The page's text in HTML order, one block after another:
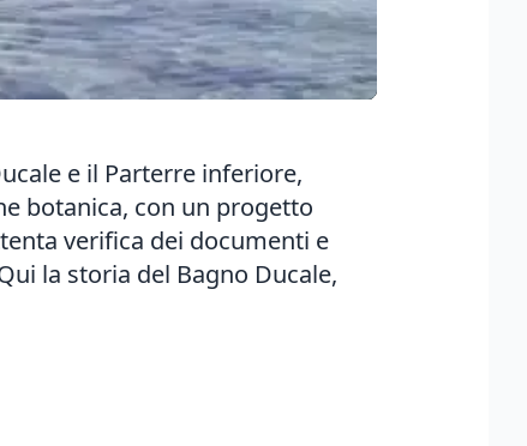
e il Parterre inferiore,
botanica, con un progetto
verifica dei documenti e
la storia del Bagno Ducale,